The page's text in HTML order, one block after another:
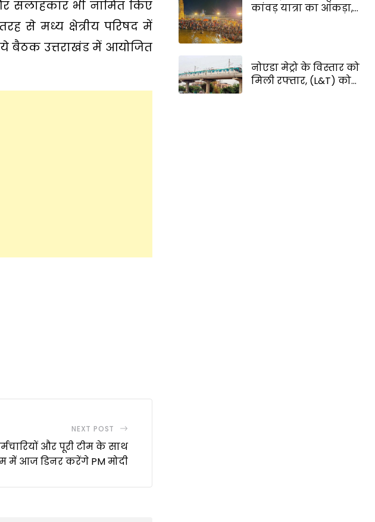
सलाहकार भी नामित किए
से मध्य क्षेत्रीय परिषद में
ये बैठक उत्तराखंड में आयोजित
NEXT POST
और पूरी टीम के साथ
में आज डिनर करेंगे PM मोदी
का वादा
कांवड़ यात्रा का आंकड़ा,
नोएडा मेट्रो के विस्तार को
मिली रफ्तार, (L&T) को